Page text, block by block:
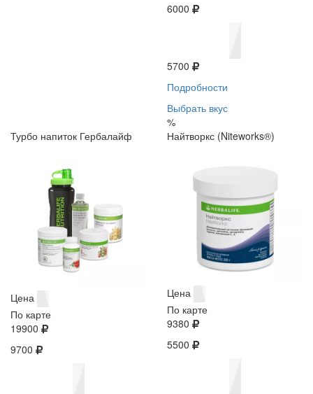
6000
5700
Подробности
Выбрать вкус
%
Турбо напиток Гербалайф
Цена
По карте
19900
9700
Найтворкс (Niteworks®)
Цена
По карте
9380
5500